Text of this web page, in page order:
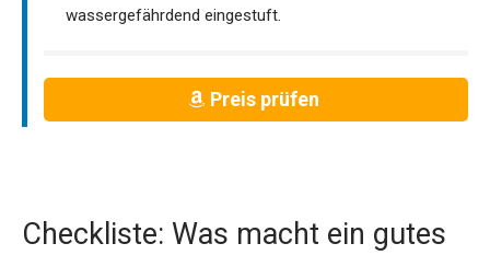
wassergefährdend eingestuft.
Preis prüfen
Checkliste: Was macht ein gutes